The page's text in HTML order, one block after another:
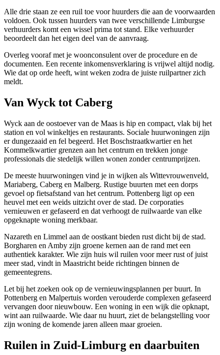
Alle drie staan ze een ruil toe voor huurders die aan de voorwaarden
voldoen. Ook tussen huurders van twee verschillende Limburgse
verhuurders komt een wissel prima tot stand. Elke verhuurder
beoordeelt dan het eigen deel van de aanvraag.
Overleg vooraf met je woonconsulent over de procedure en de
documenten. Een recente inkomensverklaring is vrijwel altijd nodig.
Wie dat op orde heeft, wint weken zodra de juiste ruilpartner zich
meldt.
Van Wyck tot Caberg
Wyck aan de oostoever van de Maas is hip en compact, vlak bij het
station en vol winkeltjes en restaurants. Sociale huurwoningen zijn
er dungezaaid en fel begeerd. Het Boschstraatkwartier en het
Kommelkwartier grenzen aan het centrum en trekken jonge
professionals die stedelijk willen wonen zonder centrumprijzen.
De meeste huurwoningen vind je in wijken als Wittevrouwenveld,
Mariaberg, Caberg en Malberg. Rustige buurten met een dorps
gevoel op fietsafstand van het centrum. Pottenberg ligt op een
heuvel met een weids uitzicht over de stad. De corporaties
vernieuwen er gefaseerd en dat verhoogt de ruilwaarde van elke
opgeknapte woning merkbaar.
Nazareth en Limmel aan de oostkant bieden rust dicht bij de stad.
Borgharen en Amby zijn groene kernen aan de rand met een
authentiek karakter. Wie zijn huis wil ruilen voor meer rust of juist
meer stad, vindt in Maastricht beide richtingen binnen de
gemeentegrens.
Let bij het zoeken ook op de vernieuwingsplannen per buurt. In
Pottenberg en Malpertuis worden verouderde complexen gefaseerd
vervangen door nieuwbouw. Een woning in een wijk die opknapt,
wint aan ruilwaarde. Wie daar nu huurt, ziet de belangstelling voor
zijn woning de komende jaren alleen maar groeien.
Ruilen in Zuid-Limburg en daarbuiten